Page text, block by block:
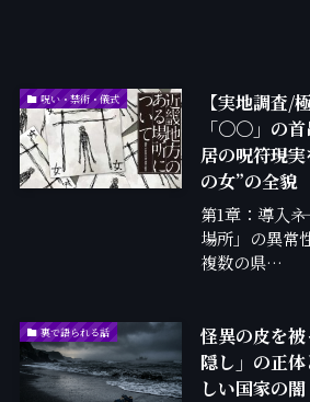
呪い・禁術・儀式
【実地調査/
「〇〇」の
居の呪符――現
の女”の全貌
第1章：導入――
場所」の異常
複数の県…
裏で語られる話
怪異の皮を被
隠し」の正
しい国家の闇